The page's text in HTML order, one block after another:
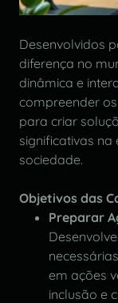
Desenvolvidos
diferença no
dinâmica e
compreender
para criar
significativas na
sociedade.
Objetivos das
Preparar
em ações
inclusão e